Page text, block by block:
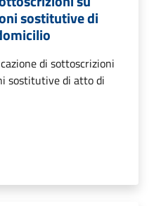
sostitutive di
di sottoscrizioni
sostitutive di atto di